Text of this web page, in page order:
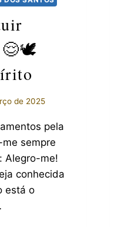
de 2025
pela
me sempre
Alegro-me!
conhecida
está o